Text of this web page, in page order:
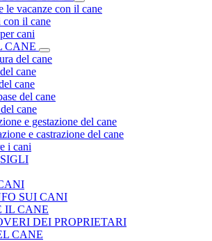
le vacanze con il cane
con il cane
cani
CANE
del cane
cane
cane
del cane
cane
e gestazione del cane
e castrazione del cane
i cani
SUI CANI
IL CANE
DEI PROPRIETARI
CANE